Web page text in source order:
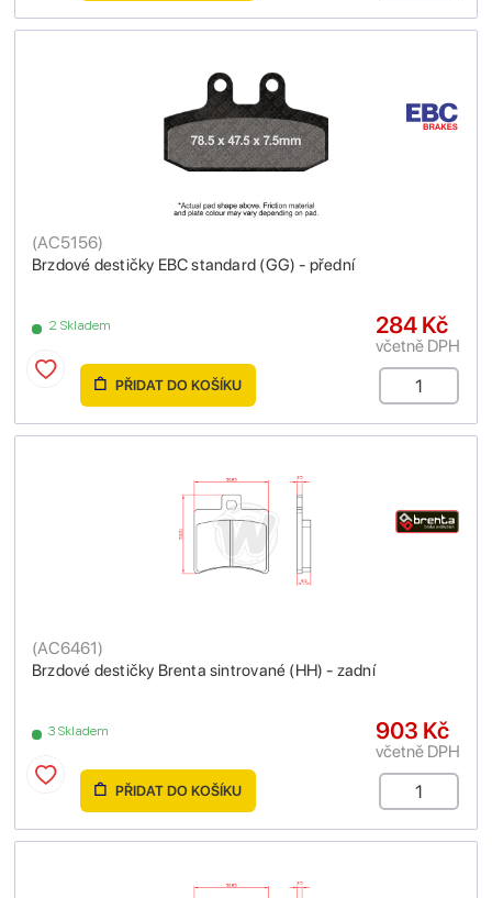
Brzdové destičky EBC standard (GG) - přední
(AC5156)
2 Skladem 284 Kč
včetně DPH
PŘIDAT DO KOŠÍKU
Brzdové destičky Brenta sintrované (HH) - zadní
(AC6461)
3 Skladem 903 Kč
včetně DPH
PŘIDAT DO KOŠÍKU